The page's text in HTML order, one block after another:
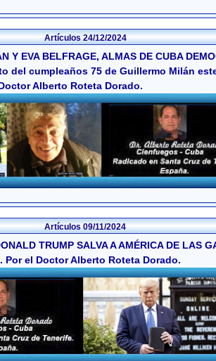
Artículos24/12/2024
Y EVA BELFRAGE, ALMAS DE CUBA
del cumpleaños 75 de Guillermo Milán
Alberto Roteta Dorado.
Artículos09/11/2024
TRUMP SALVA A AMÉRICA DE LAS
Por el Doctor Alberto Roteta Dorado.